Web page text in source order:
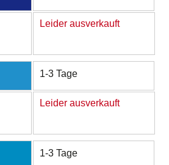
Leider ausverkauft
1-3 Tage
Leider ausverkauft
1-3 Tage